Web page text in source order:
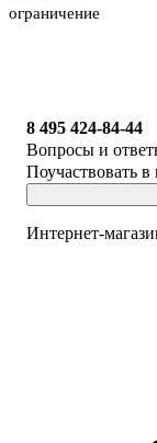
ограничение
8 495 424-84-44
Вопросы и
Поучаствовать
Интернет-